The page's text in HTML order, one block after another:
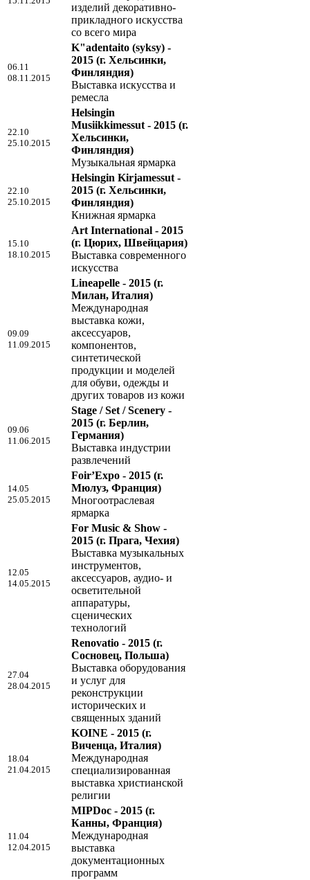
изделий декоративно-
прикладного искусства
со всего мира
06.11
08.11.2015
K"adentaito (syksy) -
2015 (г. Хельсинки,
Финляндия)
Выставка искусства и
ремесла
22.10
25.10.2015
Helsingin
Musiikkimessut - 2015 (г.
Хельсинки,
Финляндия)
Музыкальная ярмарка
22.10
25.10.2015
Helsingin Kirjamessut -
2015 (г. Хельсинки,
Финляндия)
Книжная ярмарка
15.10
18.10.2015
Art International - 2015
(г. Цюрих, Швейцария)
Выставка современного
искусства
09.09
11.09.2015
Lineapelle - 2015 (г.
Милан, Италия)
Международная
выставка кожи,
аксессуаров,
компонентов,
синтетической
продукции и моделей
для обуви, одежды и
других товаров из кожи
09.06
11.06.2015
Stage / Set / Scenery -
2015 (г. Берлин,
Германия)
Выставка индустрии
развлечений
14.05
25.05.2015
Foir’Expo - 2015 (г.
Мюлуз, Франция)
Многоотраслевая
ярмарка
12.05
14.05.2015
For Music & Show -
2015 (г. Прага, Чехия)
Выставка музыкальных
инструментов,
аксессуаров, аудио- и
осветительной
аппаратуры,
сценических
технологий
27.04
28.04.2015
Renovatio - 2015 (г.
Сосновец, Польша)
Выставка оборудования
и услуг для
реконструкции
исторических и
священных зданий
18.04
21.04.2015
KOINE - 2015 (г.
Виченца, Италия)
Международная
специализированная
выставка христианской
религии
11.04
12.04.2015
MIPDoc - 2015 (г.
Канны, Франция)
Международная
выставка
документационных
программ